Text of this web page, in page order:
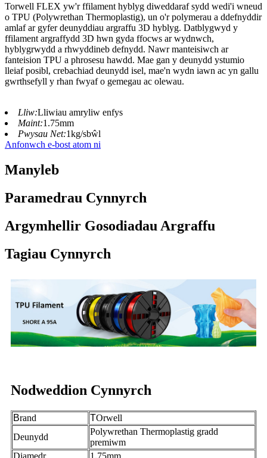
Torwell FLEX yw'r ffilament hyblyg diweddaraf sydd wedi'i wneud
o TPU (Polywrethan Thermoplastig), un o'r polymerau a ddefnyddir
amlaf ar gyfer deunyddiau argraffu 3D hyblyg. Datblygwyd y
ffilament argraffydd 3D hwn gyda ffocws ar wydnwch,
hyblygrwydd a rhwyddineb defnydd. Nawr manteisiwch ar
fanteision TPU a phrosesu hawdd. Mae gan y deunydd ystumio
lleiaf posibl, crebachiad deunydd isel, mae'n wydn iawn ac yn gallu
gwrthsefyll y rhan fwyaf o gemegau ac olewau.
Lliw:Lliwiau amryliw enfys
Maint:1.75mm
Pwysau Net:1kg/sbŵl
Anfonwch e-bost atom ni
Manyleb
Paramedrau Cynnyrch
Argymhellir Gosodiadau Argraffu
Tagiau Cynnyrch
Nodweddion Cynnyrch
Brand TOrwell
Deunydd
Polywrethan Thermoplastig gradd
premiwm